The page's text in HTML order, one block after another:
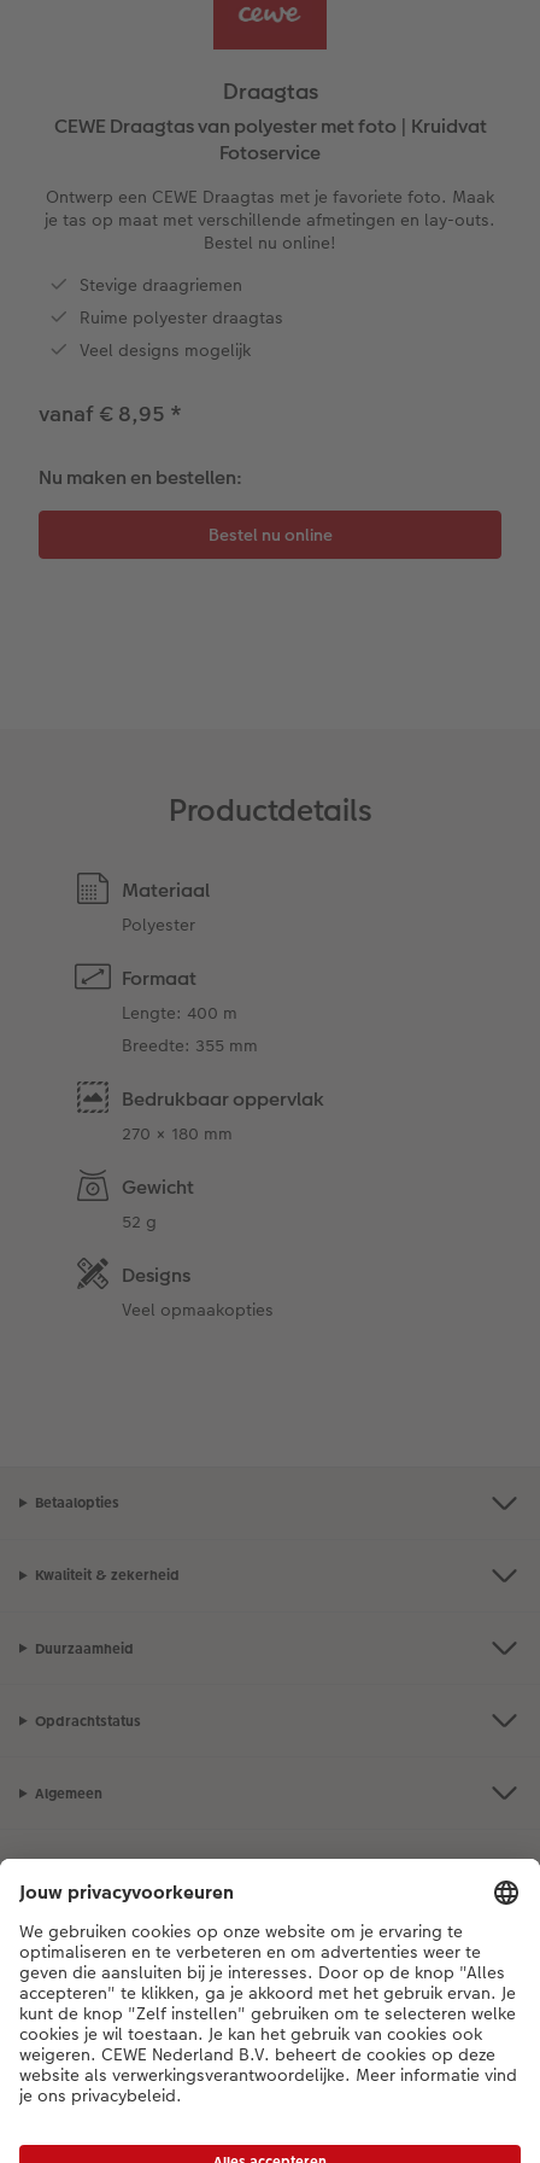
XXL Liggend
Compact Vierkant
Kids
Papiersoorten
Kaftsoorten
Mogelijkheden
Reliëfopdruk
Extra's
Art Collection
Mini retro prints
Fine art prints
Mini prints
Foto in lijst
Premium poster
Fotosets
Fotostickers
Fotobox
Lijsten
Foto op forex
Foto op hexxas
Meerluik
Alle extra's
Papiersoorten
Om op te schrijven
Met designs
Making Memories Wandkalenders
Alle extra's
Dierencadeaus
Telefoonhoesjes
Fotogeschenkboxen
Art prints
Trouwkaarten
Verjaardagskaarten
Communiekaarten
Alle thema's
Met reliëfopdruk
Draagtas
CEWE Draagtas van polyester met foto | Kruidvat
Fotoservice
Ontwerp een CEWE Draagtas met je favoriete foto. Maak
je tas op maat met verschillende afmetingen en lay-outs.
Bestel nu online!
Stevige draagriemen
Ruime polyester draagtas
Veel designs mogelijk
vanaf € 8,95 *
Nu maken en bestellen:
Productdetails
Materiaal
Polyester
Formaat
Lengte: 400 m
Breedte: 355 mm
Bedrukbaar oppervlak
270 × 180 mm
Gewicht
52 g
Designs
Veel opmaakopties
Betaalopties
Kwaliteit & zekerheid
Duurzaamheid
Opdrachtstatus
Algemeen
Als je een vraag hebt over een product of bestelling, bel ons dan gerust:
03 302 08 02[ma - vr 9:00 tot 20:00 u | za 9:00 tot 17:00 u | zo 12:00 tot
16:00 u]
NL|FR
verwerkings- en verzendkosten.